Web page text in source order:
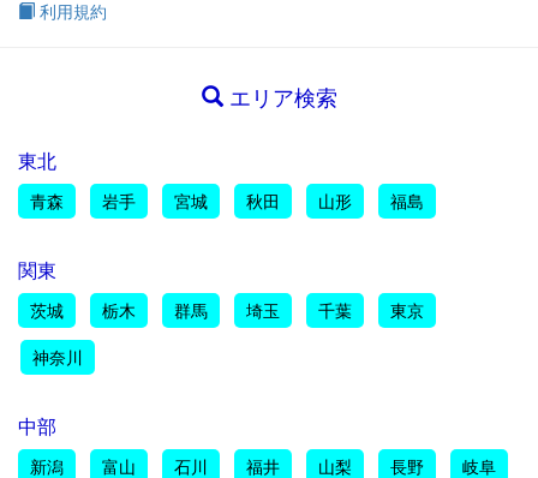
利用規約
エリア検索
東北
青森 岩手 宮城 秋田 山形 福島
関東
茨城 栃木 群馬 埼玉 千葉 東京
神奈川
中部
新潟 富山 石川 福井 山梨 長野 岐阜